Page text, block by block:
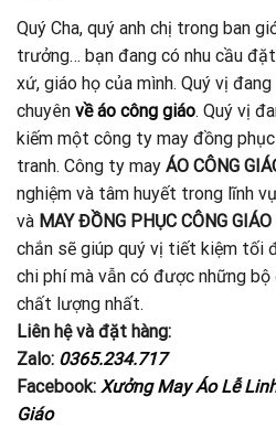
Quý Cha, quý anh chị trong ban
trưởng… bạn đang có nhu cầu
xứ, giáo họ của mình. Quý vị
chuyên về áo công giáo. Quý vị
kiếm một công ty may đồng
tranh. Công ty may ÁO CÔNG
nghiệm và tâm huyết trong lĩnh
và MAY ĐỒNG PHỤC CÔNG GIÁO
chắn sẽ giúp quý vị tiết kiệm tối
chi phí mà vẫn có được những
chất lượng nhất.
Liên hệ và đặt hàng:
Zalo: 0365.234.717
Facebook: Xưởng May Áo Lễ
Giáo